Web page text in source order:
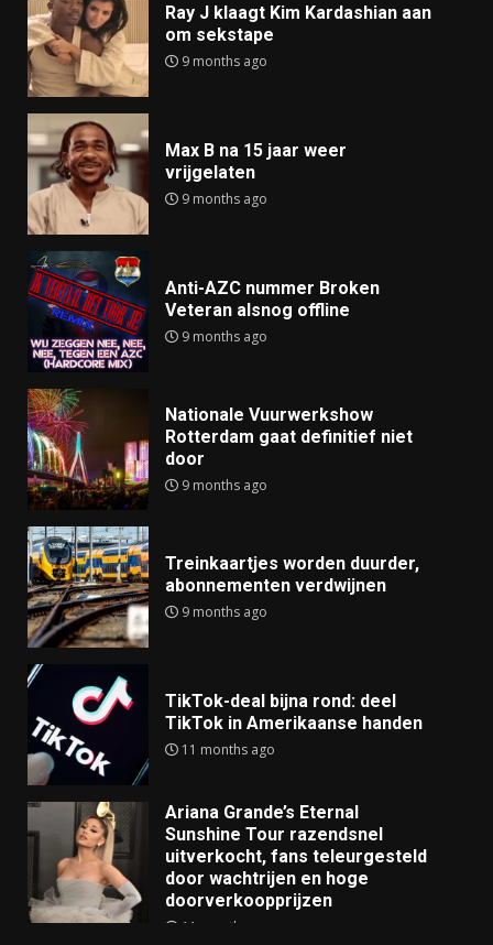
Ray J klaagt Kim Kardashian aan
om sekstape
9 months ago
Max B na 15 jaar weer
vrijgelaten
9 months ago
Anti-AZC nummer Broken
Veteran alsnog offline
9 months ago
Nationale Vuurwerkshow
Rotterdam gaat definitief niet
door
9 months ago
Treinkaartjes worden duurder,
abonnementen verdwijnen
9 months ago
TikTok-deal bijna rond: deel
TikTok in Amerikaanse handen
11 months ago
Ariana Grande’s Eternal
Sunshine Tour razendsnel
uitverkocht, fans teleurgesteld
door wachtrijen en hoge
doorverkoopprijzen
11 months ago